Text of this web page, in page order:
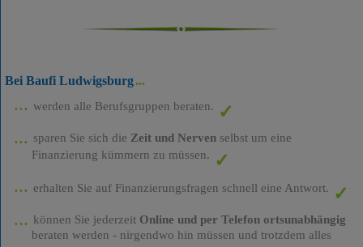
Bei Baufi Ludwigsburg
werden alle Berufsgruppen beraten.
sparen Sie sich die Zeit und Nervenselbst um eine
Finanzierung kümmern zu müssen.
erhalten Sie auf Finanzierungsfragen schnell eine Antwort.
können Sie jederzeit Online und per Telefon ortsunabhängig
beraten werden - nirgendwo hin müssen und trotzdem alles